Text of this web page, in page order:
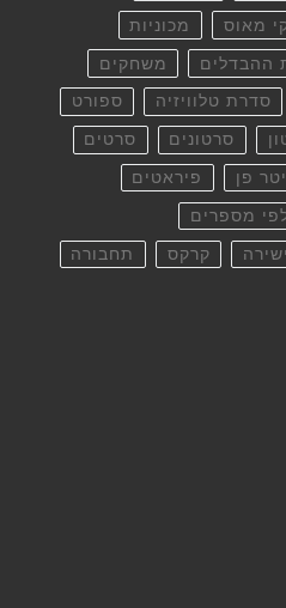
מאוס מכוניות
ההבדלים משחקים
סדרת טלוויזיה ספורט
סרטונים סרטים
פן פיראטים
מספרים
קרקס תחבורה